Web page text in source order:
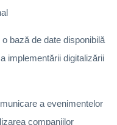
bază de date disponibilă
implementării digitalizării
a evenimentelor
companiilor